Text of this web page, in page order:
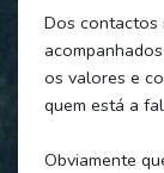
Dos contactos
os valores e
quem está a
Obviamente